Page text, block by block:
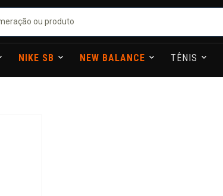
NIKE SB NEW BALANCE TÊNIS